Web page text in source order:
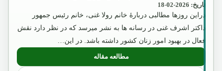
تاریخ: 2026-02-18
دراین روزها مطالبی دربارۀ خانم رولا غنی، خانم رئیس جمهور
داکتر اشرف غنی در رسانه ها به نشر میرسد که در نظر دارد نقش
فعال در بهبود امور زنان کشور داشته باشد. در این…
مطالعه مقاله: عکس تقلبی و تبلیغاتی ملکه ثریا که